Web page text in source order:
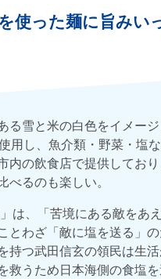
使った麺に旨みい
る雪と米の白色をイメー
用し、魚介類・野菜・塩
内の飲食店で提供してお
るのも楽しい。
」は、「苦境にある敵を
とわざ「敵に塩を送る」
持つ武田信玄の領民は生
救うため日本海側の食塩